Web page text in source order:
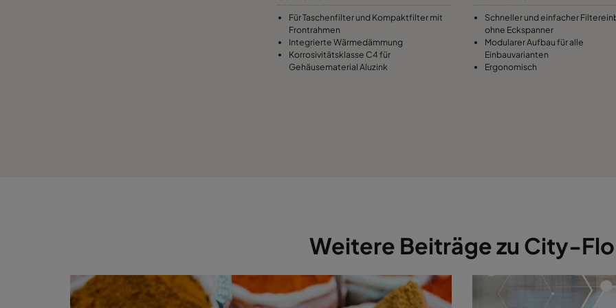
Für Taschenfilter und Kompaktfilter mit
Frontrahmen
Integrierte Wärmedämmung
Korrosivitätsklasse C4 für
Gehäusematerial Aluzink
Schneller und einfacher
ohne Eckspanner
Modularer Aufbau für alle
Einbauvarianten
Ergonomisch
Weitere Beiträge zu City-Flo